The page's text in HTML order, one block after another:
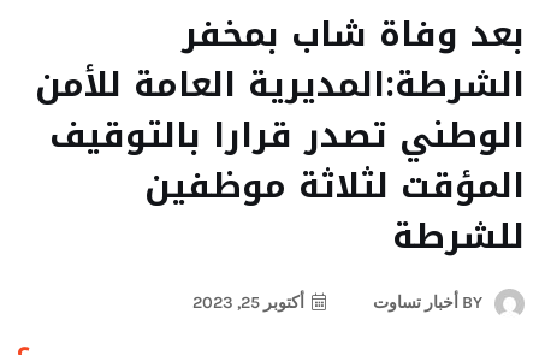
بعد وفاة شاب بمخفر
الشرطة:المديرية العامة للأمن
الوطني تصدر قرارا بالتوقيف
المؤقت لثلاثة موظفين
للشرطة
BY أخبار تساوت أكتوبر 25, 2023